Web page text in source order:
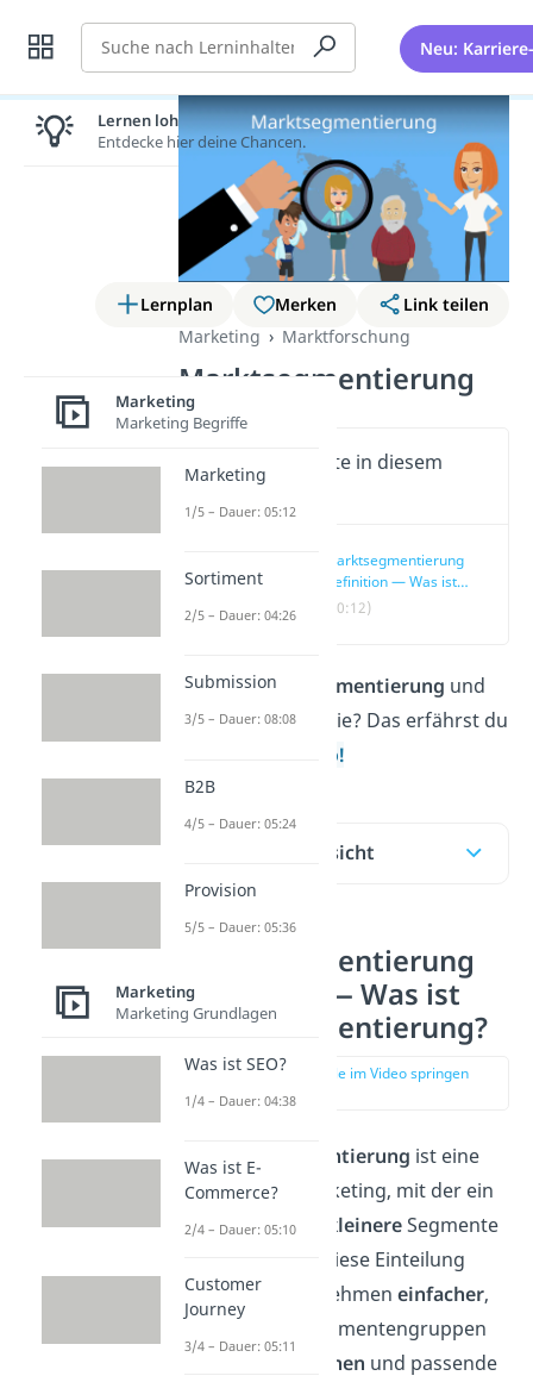
Suche Neu:
Lernplan Merken
Link teilen
Marketing
Marktforschung
Marktsegmentierung
Wichtige Inhalte in diesem
Video
Marktsegmentierung
Definition — Was ist
Marktsegmentierung?
(00:12)
Was istMarktsegmentierung und
wie funktioniert sie? Das erfährst du
Video!
Inhaltsübersicht
Marktsegmentierung
Definition — Was ist
Marktsegmentierung?
zur Stelle im Video springen
(00:12)
Die Marktsegmentierung ist eine
Methode im Marketing, mit der ein
großer Markt in
kleinereSegmente
aufgeteilt wird. Diese Einteilung
macht es Unternehmen einfacher,
bestimmte Konsumentengruppen
direkt
anzusprechen und passende
Lernen lohnt sich!
Entdecke hier deine Chancen.
Marketing
Marketing Begriffe
Marketing
1/5 – Dauer: 05:12
Sortiment
2/5 – Dauer: 04:26
Submission
3/5 – Dauer: 08:08
B2B
4/5 – Dauer: 05:24
Provision
5/5 – Dauer: 05:36
Marketing
Marketing Grundlagen
Was ist SEO?
1/4 – Dauer: 04:38
Was ist E-
Commerce?
2/4 – Dauer: 05:10
Customer
Journey
3/4 – Dauer: 05:11